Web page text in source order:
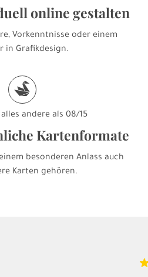
online gestalten
Vorkenntnisse oder einem
in Grafikdesign.
s
andere als 08/15
Kartenformate
besonderen Anlass auch
Karten gehören.